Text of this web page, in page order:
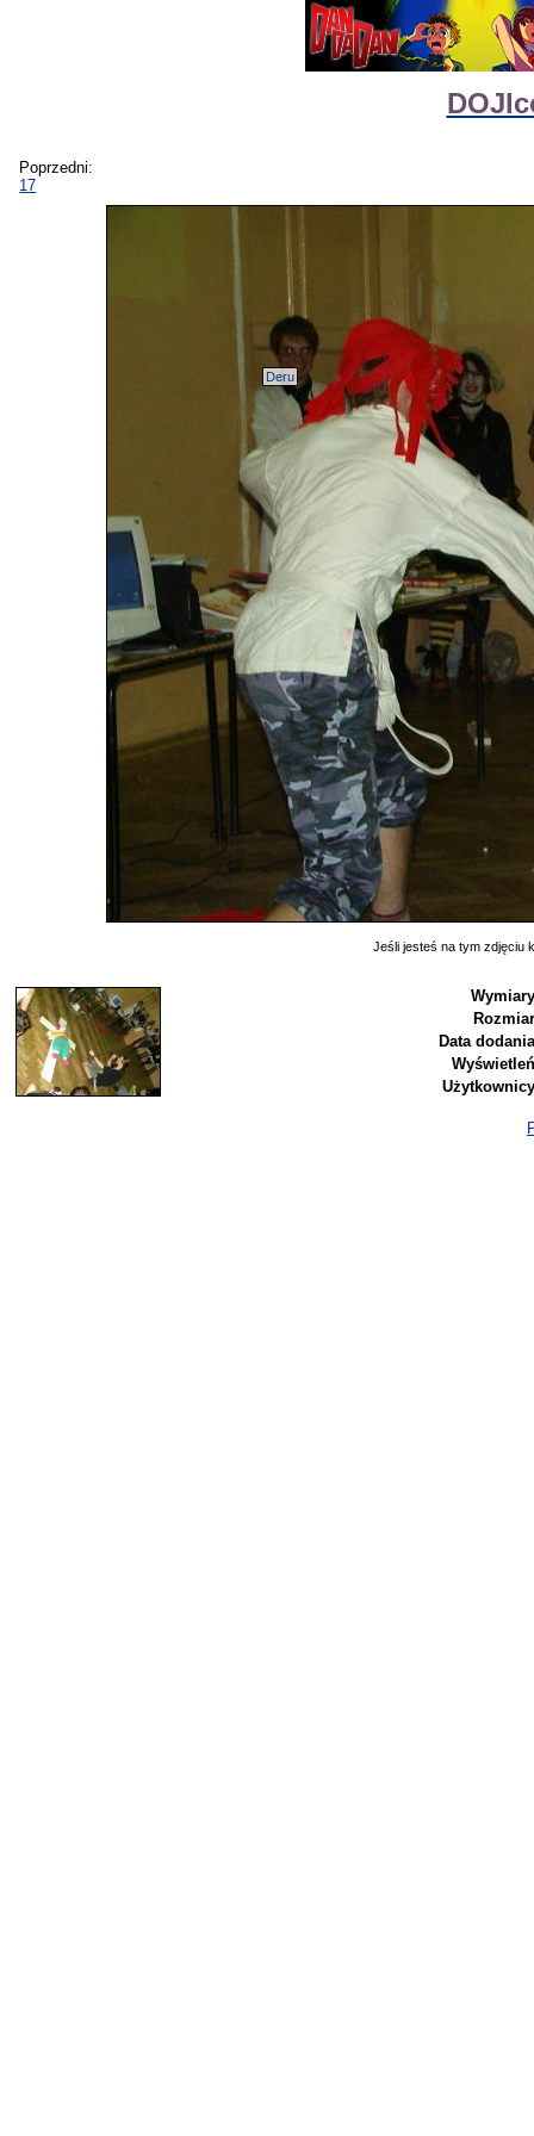
Poprzedni:
17
Deru
Jeśli jesteś na tym zdjęciu
Data